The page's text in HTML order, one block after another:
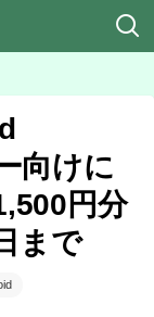
向けに
円分
まで